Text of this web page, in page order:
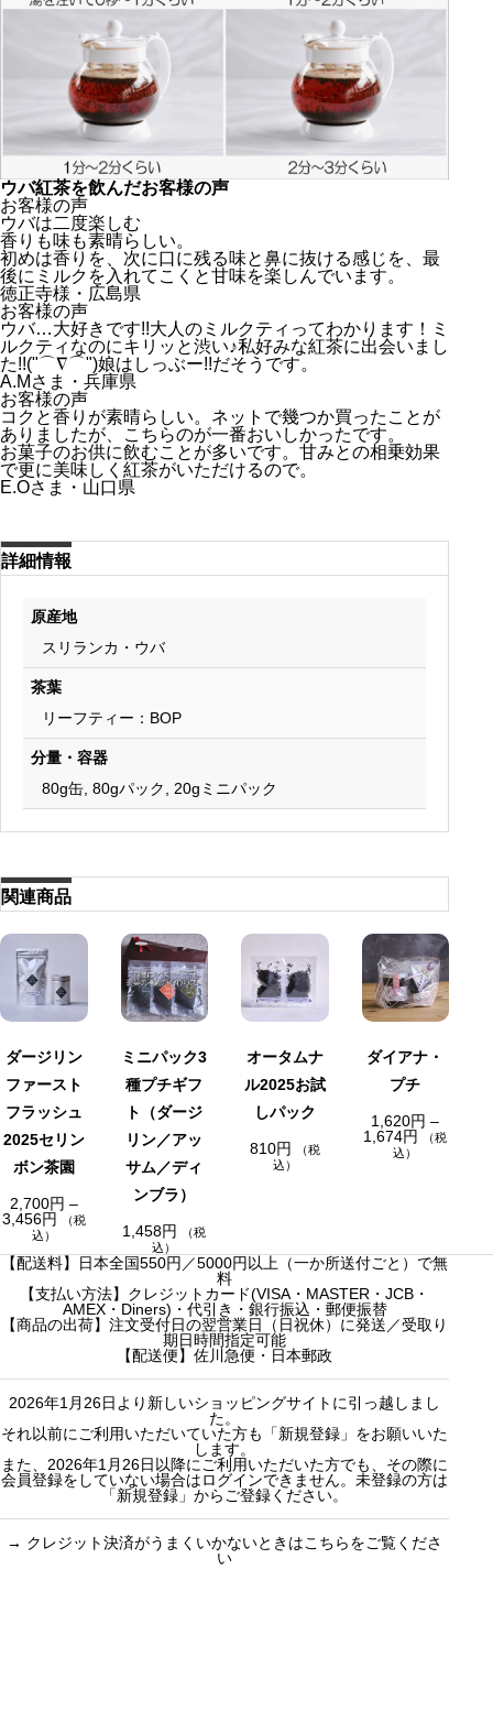
ウバ紅茶を飲んだお客様の声
お客様の声
ウバは二度楽しむ
香りも味も素晴らしい。
初めは香りを、次に口に残る味と鼻に抜ける感じを、最
後にミルクを入れてこくと甘味を楽しんでいます。
徳正寺様・広島県
お客様の声
ウバ…大好きです!!大人のミルクティってわかります！ミ
ルクティなのにキリッと渋い♪私好みな紅茶に出会いまし
た!!("⌒∇⌒")娘はしっぶー!!だそうです。
A.Mさま・兵庫県
お客様の声
コクと香りが素晴らしい。ネットで幾つか買ったことが
ありましたが、こちらのが一番おいしかったです。
お菓子のお供に飲むことが多いです。甘みとの相乗効果
で更に美味しく紅茶がいただけるので。
E.Oさま・山口県
詳細情報
原産地
スリランカ・ウバ
茶葉
リーフティー：BOP
分量・容器
80g缶, 80gパック, 20gミニパック
関連商品
在
れ
ダージリン
ファースト
フラッシュ
2025セリン
ボン茶園
2,700円 –
3,456円価
:
,
7
0
,
5
円
（税
込）
ミニパック3
種プチギフ
ト（ダージ
リン／アッ
サム／ディ
ンブラ）
1,458円
（税
込）
在
オータムナ
ル2025お試
しパック
810円
（税
込）
ダイアナ・
プチ
1,620円 –
1,674円 価
0
円
–
,
6
円
（税
込）
【配送料】日本全国550円／5000円以上（一か所送付ごと）で無
料
【支払い方法】クレジットカード(VISA・MASTER・JCB・
AMEX・Diners)・代引き・銀行振込・郵便振替
【商品の出荷】注文受付日の翌営業日（日祝休）に発送／受取り
期日時間指定可能
【配送便】佐川急便・日本郵政
2026年1月26日より新しいショッピングサイトに引っ越しまし
た。
それ以前にご利用いただいていた方も「新規登録」をお願いいた
します。
また、2026年1月26日以降にご利用いただいた方でも、その際に
会員登録をしていない場合はログインできません。未登録の方は
「新規登録」からご登録ください。
→ クレジット決済がうまくいかないときはこちらをご覧くださ
い